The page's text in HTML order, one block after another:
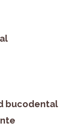
bucodental